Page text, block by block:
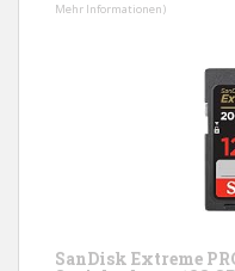
Mehr Informationen)
SanDisk Extreme